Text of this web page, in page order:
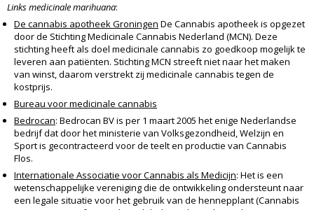
Links medicinale marihuana:
De cannabis apotheek Groningen De Cannabis apotheek is opgezet
door de Stichting Medicinale Cannabis Nederland (MCN). Deze
stichting heeft als doel medicinale cannabis zo goedkoop mogelijk te
leveren aan patiënten. Stichting MCN streeft niet naar het maken
van winst, daarom verstrekt zij medicinale cannabis tegen de
kostprijs.
Bureau voor medicinale cannabis
Bedrocan: Bedrocan BV is per 1 maart 2005 het enige Nederlandse
bedrijf dat door het ministerie van Volksgezondheid, Welzijn en
Sport is gecontracteerd voor de teelt en productie van Cannabis
Flos.
Internationale Associatie voor Cannabis als Medicijn: Het is een
wetenschappelijke vereniging die de ontwikkeling ondersteunt naar
een legale situatie voor het gebruik van de hennepplant (Cannabis